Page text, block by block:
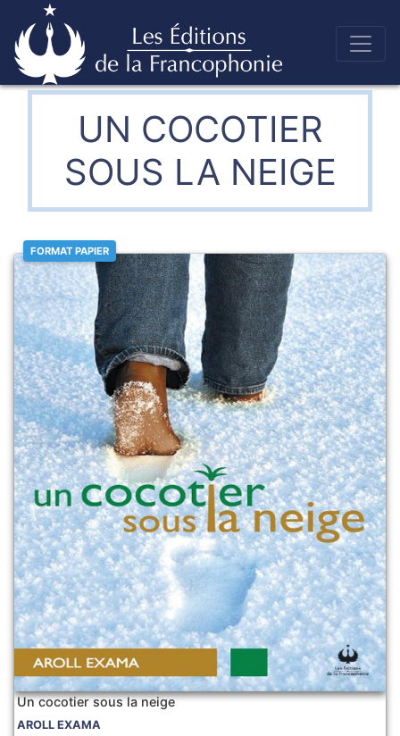
Skip
to Éditions de la francophonie
UN COCOTIER
SOUS LA NEIGE
FORMAT PAPIER
Un cocotier sous la neige
AROLL EXAMA